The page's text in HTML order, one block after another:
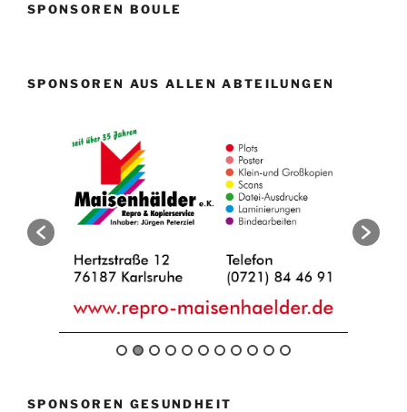
SPONSOREN BOULE
SPONSOREN AUS ALLEN ABTEILUNGEN
SPONSOREN GESUNDHEIT